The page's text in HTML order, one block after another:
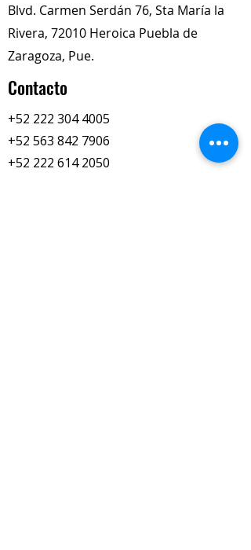
Blvd. Carmen Serdán 76, Sta María la
Rivera, 72010 Heroica Puebla de
Zaragoza, Pue.
Contacto
+52 222 304 4005
+52 563 842 7906
+52 222 614 2050